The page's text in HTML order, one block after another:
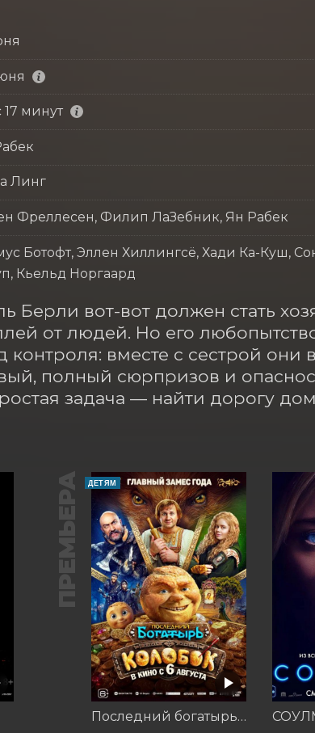
17 минут
Линг
Фреллесен, Филип ЛаЗебник, Ян Рабек
Ботофт, Эллен Хиллингсё, Хади Ка-Куш,
Кьельд Норгаард
Берли вот-вот должен стать
от людей. Но его
контроля: вместе с сестрой они
полный сюрпризов и
задача — найти дорогу
ПРЕМЬЕРА ДЕТЯМ
Последний богатырь. Колобок